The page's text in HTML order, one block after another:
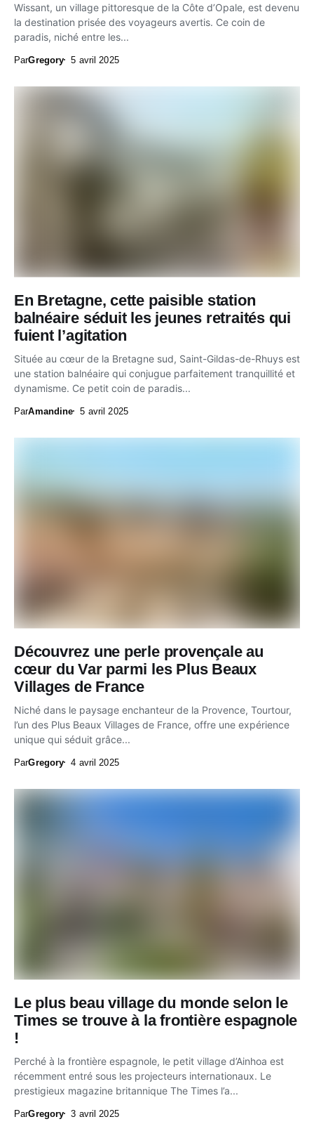
Wissant, un village pittoresque de la Côte d’Opale, est devenu
la destination prisée des voyageurs avertis. Ce coin de
paradis, niché entre les...
ParGregory 5 avril 2025
En Bretagne, cette paisible station
balnéaire séduit les jeunes retraités qui
fuient l’agitation
Située au cœur de la Bretagne sud, Saint-Gildas-de-Rhuys est
une station balnéaire qui conjugue parfaitement tranquillité et
dynamisme. Ce petit coin de paradis...
ParAmandine 5 avril 2025
Découvrez une perle provençale au
cœur du Var parmi les Plus Beaux
Villages de France
Niché dans le paysage enchanteur de la Provence, Tourtour,
l’un des Plus Beaux Villages de France, offre une expérience
unique qui séduit grâce...
ParGregory 4 avril 2025
Le plus beau village du monde selon le
Times se trouve à la frontière espagnole
!
Perché à la frontière espagnole, le petit village d’Ainhoa est
récemment entré sous les projecteurs internationaux. Le
prestigieux magazine britannique The Times l’a...
ParGregory 3 avril 2025